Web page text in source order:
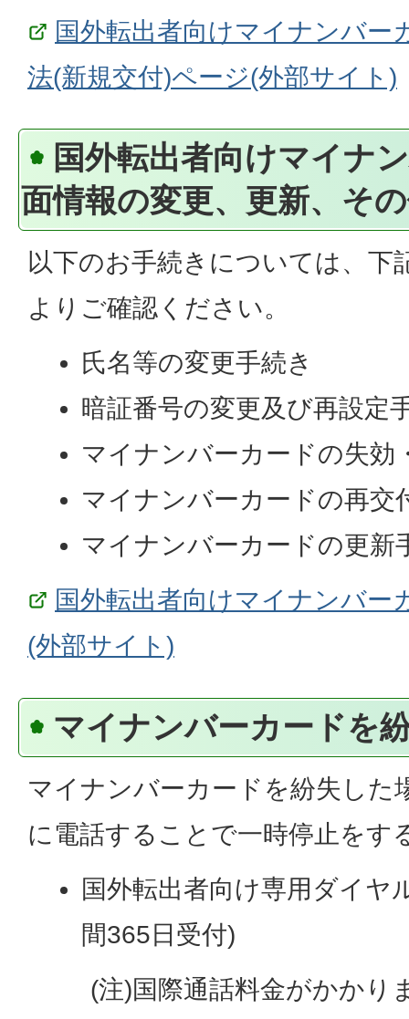
国外転出者向けマイナンバー
法(新規交付)ページ(外部サイト)
国外転出者向けマイナ
面情報の変更、更新、そ
以下のお手続きについては、 下
よりご確認ください。
氏名等の変更手続き
暗証番号の変更及び再設定
マイナンバーカードの失効
マイナンバーカードの再交
マイナンバーカードの更新
国外転出者向けマイナンバー
(外部サイト)
マイナンバーカードを
マイナンバーカードを紛失した
に電話することで一時停止をす
国外転出者向け専用ダイヤ
間365日受付)
(注)国際通話料金がかかり